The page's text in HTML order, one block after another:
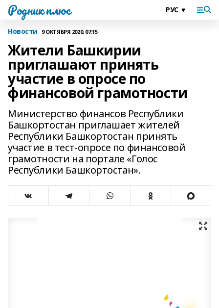
Родник плюс
Новости 9 ОКТЯБРЯ 2020, 07:15
Жители Башкирии
приглашают принять
участие в опросе по
финансовой грамотности
Министерство финансов Республики
Башкортостан приглашает жителей
Республики Башкортостан принять
участие в тест-опросе по финансовой
грамотности на портале «Голос
Республики Башкортостан».